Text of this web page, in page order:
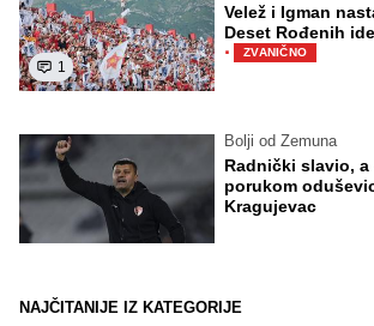
1
Velež i Igman
Deset Rođenih
· ZVANIČNO
Bolji od Zemuna
Radnički slavio,
porukom
Kragujevac
NAJČITANIJE IZ KATEGORIJE